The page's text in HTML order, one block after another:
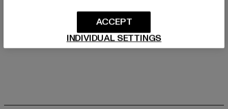
PFLEGEHINWEISE
LIEFERUNG & RÜCKGABE
INDIVIDUAL SETTINGS
ACCEPT